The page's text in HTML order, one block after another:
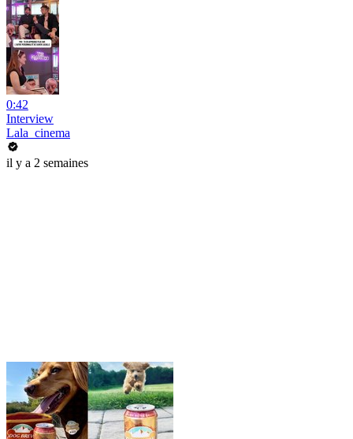
0:42
Interview
Lala_cinema
il y a 2 semaines